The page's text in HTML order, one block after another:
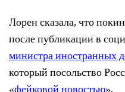
Лорен сказала, что
после публикации в
министра иностранных
который посольство